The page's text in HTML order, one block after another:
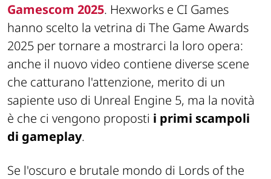
Gamescom 2025. Hexworks e CI Games
hanno scelto la vetrina di The Game Awards
2025 per tornare a mostrarci la loro opera:
anche il nuovo video contiene diverse scene
che catturano l'attenzione, merito di un
sapiente uso di Unreal Engine 5, ma la novità
è che ci vengono proposti i primi scampoli
di gameplay.
Se l'oscuro e brutale mondo di Lords of the